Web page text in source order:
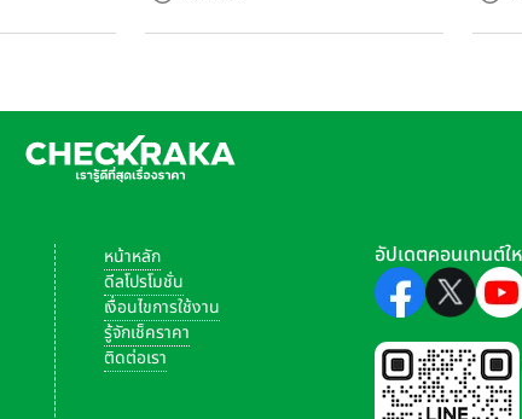
หน้าหลัก
ดีลโปรโมชั่น
เงื่อนไขการใช้งาน
รู้จักเช็คราคา
ติดต่อเรา
อัปเดตคอนเทนต์ใ